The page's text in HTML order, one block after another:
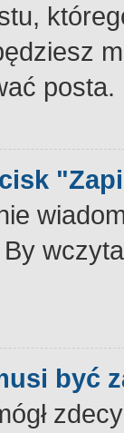
posta.
być